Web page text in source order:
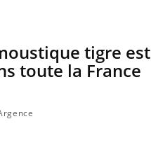
tigre est
toute la France
: ce
dans la
charge des
empêche-t-